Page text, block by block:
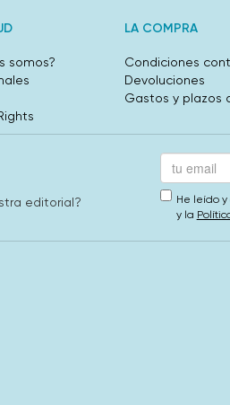
somos?
LA COMPRA
Condiciones
Devoluciones
Gastos y plazos
editorial?
He leído
y la